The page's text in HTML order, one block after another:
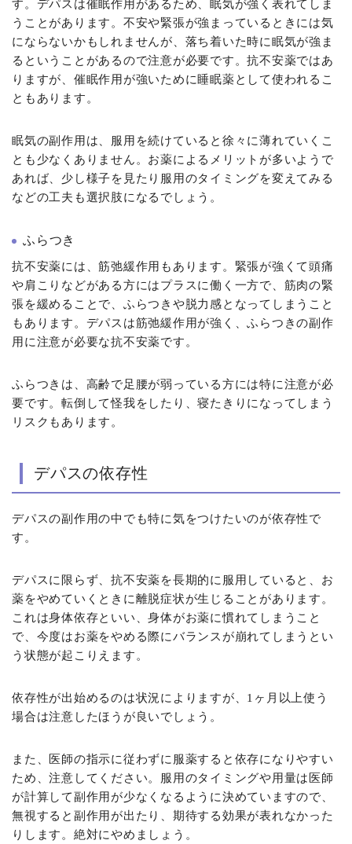
す。デパスは催眠作用があるため、眠気が強く表れてしま
うことがあります。不安や緊張が強まっているときには気
にならないかもしれませんが、落ち着いた時に眠気が強ま
るということがあるので注意が必要です。抗不安薬ではあ
りますが、催眠作用が強いために睡眠薬として使われるこ
ともあります。
眠気の副作用は、服用を続けていると徐々に薄れていくこ
とも少なくありません。お薬によるメリットが多いようで
あれば、少し様子を見たり服用のタイミングを変えてみる
などの工夫も選択肢になるでしょう。
ふらつき
抗不安薬には、筋弛緩作用もあります。緊張が強くて頭痛
や肩こりなどがある方にはプラスに働く一方で、筋肉の緊
張を緩めることで、ふらつきや脱力感となってしまうこと
もあります。デパスは筋弛緩作用が強く、ふらつきの副作
用に注意が必要な抗不安薬です。
ふらつきは、高齢で足腰が弱っている方には特に注意が必
要です。転倒して怪我をしたり、寝たきりになってしまう
リスクもあります。
デパスの依存性
デパスの副作用の中でも特に気をつけたいのが依存性で
す。
デパスに限らず、抗不安薬を長期的に服用していると、お
薬をやめていくときに離脱症状が生じることがあります。
これは身体依存といい、身体がお薬に慣れてしまうこと
で、今度はお薬をやめる際にバランスが崩れてしまうとい
う状態が起こりえます。
依存性が出始めるのは状況によりますが、1ヶ月以上使う
場合は注意したほうが良いでしょう。
また、医師の指示に従わずに服薬すると依存になりやすい
ため、注意してください。服用のタイミングや用量は医師
が計算して副作用が少なくなるように決めていますので、
無視すると副作用が出たり、期待する効果が表れなかった
りします。絶対にやめましょう。